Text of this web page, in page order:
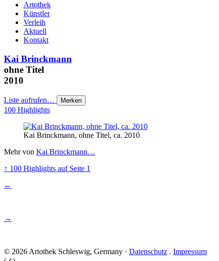
Artothek
Künstler
Verleih
Aktuell
Kontakt
Kai Brinckmann
ohne Titel
2010
Liste aufrufen… Merken
100 Highlights
Kai Brinckmann, ohne Titel, ca. 2010
Mehr von Kai Brinckmann…
↑ 100 Highlights auf Seite 1
←
→
© 2026 Artothek Schleswig, Germany · Datenschutz . Impressum